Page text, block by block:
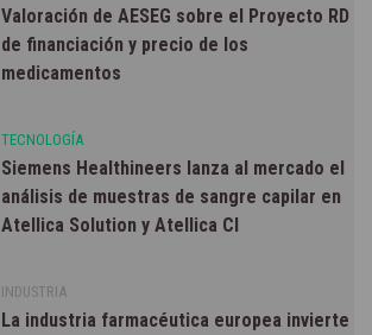
Valoración de AESEG sobre el Proyecto RD
de financiación y precio de los
medicamentos
TECNOLOGÍA
Siemens Healthineers lanza al mercado el
análisis de muestras de sangre capilar en
Atellica Solution y Atellica CI
INDUSTRIA
La industria farmacéutica europea invierte